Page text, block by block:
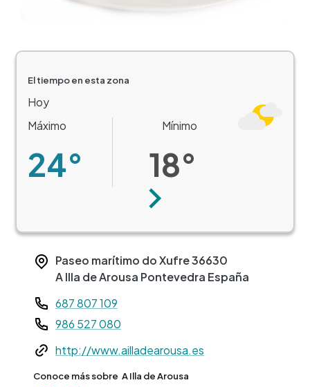
El tiempo en esta zona
Hoy
Máximo
24°
Mínimo
18°
Siguiente
Paseo marítimo do Xufre36630
A Illa de Arousa Pontevedra España
Teléfono
687 807 109
986 527 080
Webhttp://www.ailladearousa.es
Conoce más sobre A Illa de Arousa